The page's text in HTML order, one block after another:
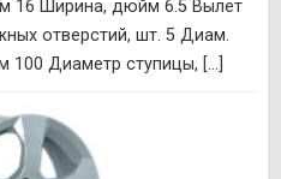
16 Ширина, дюйм 6.5 Вылет
отверстий, шт. 5 Диам.
100 Диаметр ступицы, [...]